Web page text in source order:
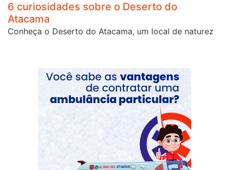
6 curiosidades sobre o Deserto do
Atacama
Conheça o Deserto do Atacama, um local de naturez